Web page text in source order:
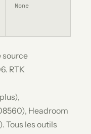
None
source
RTK
Headroom
les outils